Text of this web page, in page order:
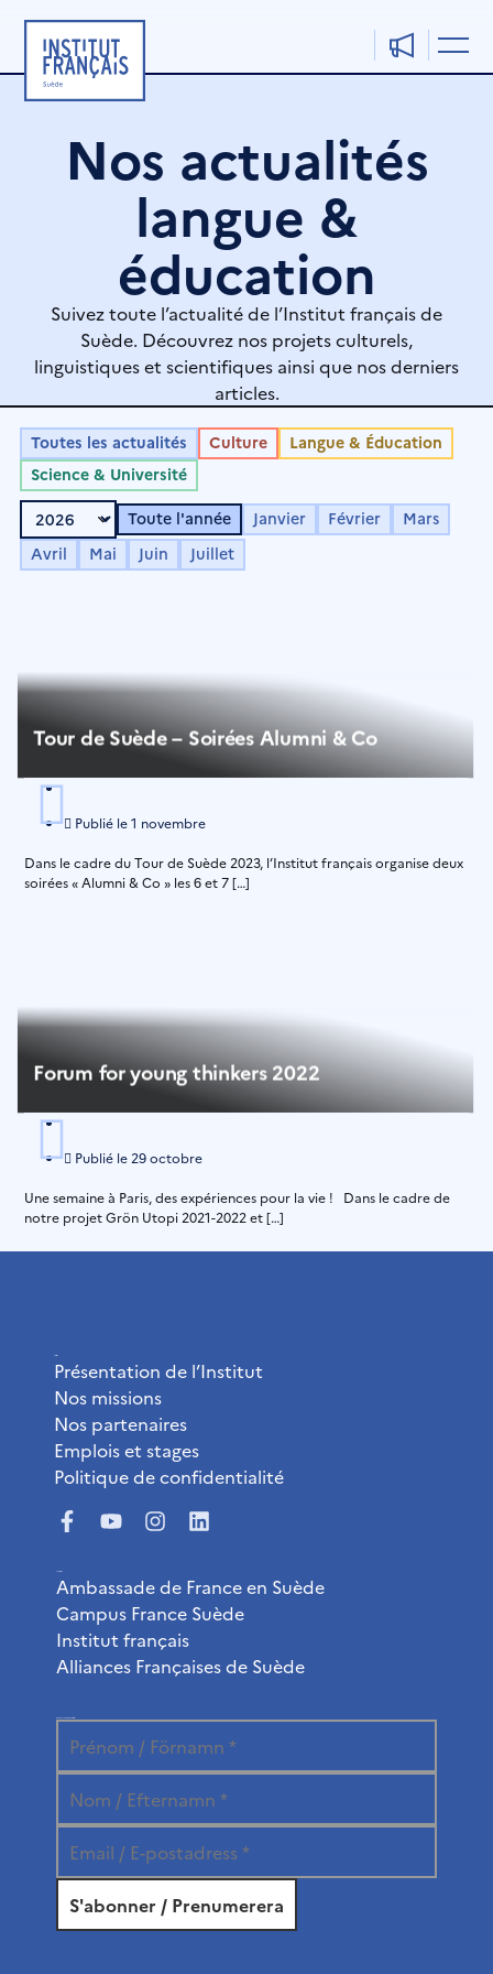
contenu
Nos actualités
langue &
éducation
Suivez toute l’actualité de l’Institut français de
Suède. Découvrez nos projets culturels,
linguistiques et scientifiques ainsi que nos derniers
articles.
Toutes les actualités Culture
Langue & Éducation
Science & Université
Toute l'année Janvier Février
Mars
Avril
Mai Juin Juillet
Tour de Suède – Soirées Alumni & Co
Publié le1 novembre
Dans le cadre du Tour de Suède 2023, l’Institut français organise deux
soirées « Alumni & Co » les 6 et 7 […]
Forum for young thinkers 2022
Publié le 29 octobre
Une semaine à Paris, des expériences pour la vie ! Dans le cadre de
notre projet Grön Utopi 2021-2022 et […]
Présentation de l’Institut
Nos missions
Nos partenaires
Emplois et stages
Politique de confidentialité
Ambassade de France en Suède
Campus France Suède
Institut français
Alliances Françaises de Suède